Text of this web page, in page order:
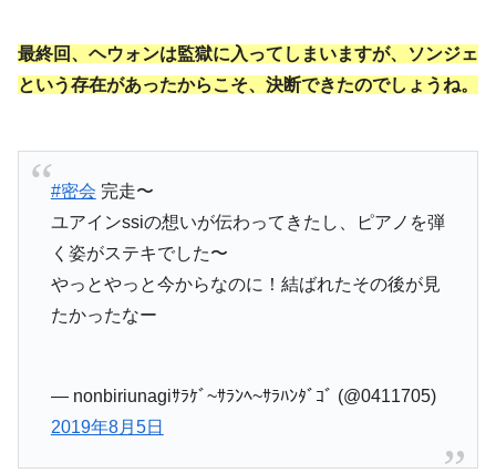
最終回、ヘウォンは監獄に入ってしまいますが、ソンジェ
という存在があったからこそ、決断できたのでしょうね。
#密会 完走〜
ユアインssiの想いが伝わってきたし、ピアノを弾
く姿がステキでした〜
やっとやっと今からなのに！結ばれたその後が見
たかったなー
— nonbiriunagiｻﾗｹﾞ~ｻﾗﾝﾍ~ｻﾗﾊﾝﾀﾞｺﾞ (@0411705)
2019年8月5日